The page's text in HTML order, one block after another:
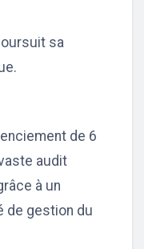
sa
de 6
audit
à un
de gestion du